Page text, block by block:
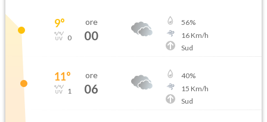
9°
0
ore
00
56%
16Km/h
Sud
11°
1
ore
06
40%
15 Km/h
Sud